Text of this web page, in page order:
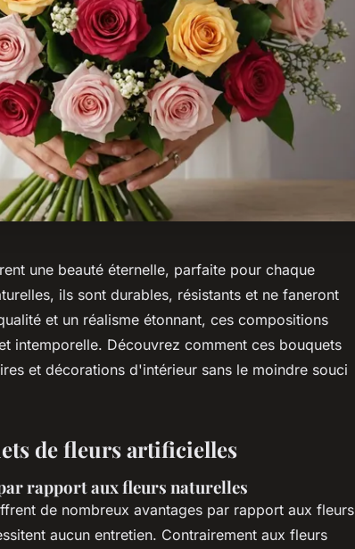
une beauté éternelle, parfaite pour chaque
ils sont durables, résistants et ne faneront
et un réalisme étonnant, ces compositions
intemporelle. Découvrez comment ces bouquets
et décorations d'intérieur sans le moindre souci
de fleurs artificielles
rapport aux fleurs naturelles
de nombreux avantages par rapport aux fleurs
aucun entretien. Contrairement aux fleurs